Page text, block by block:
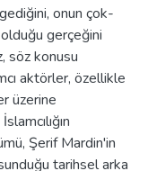
onun çok-
gerçeğini
söz konusu
aktörler, özellikle
üzerine
Şerif Mardin'in
tarihsel arka